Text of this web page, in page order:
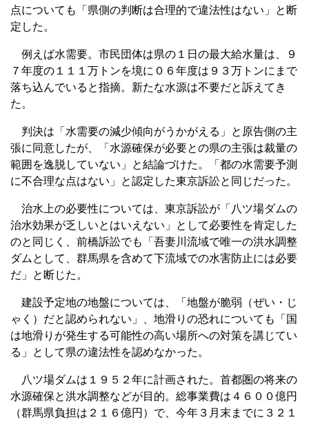
点についても「県側の判断は合理的で違法性はない」と断
定した。
例えば水需要。市民団体は県の１日の最大給水量は、９
７年度の１１１万トンを境に０６年度は９３万トンにまで
落ち込んでいると指摘。新たな水源は不要だと訴えてき
た。
判決は「水需要の減少傾向がうかがえる」と原告側の主
張に同意したが、「水源確保が必要との県の主張は裁量の
範囲を逸脱していない」と結論づけた。「都の水需要予測
に不合理な点はない」と認定した東京訴訟と同じだった。
治水上の必要性については、東京訴訟が「八ツ場ダムの
治水効果が乏しいとはいえない」として必要性を肯定した
のと同じく、前橋訴訟でも「吾妻川流域で唯一の洪水調整
ダムとして、群馬県を含めて下流域での水害防止には必要
だ」と断じた。
建設予定地の地盤については、「地盤が脆弱（ぜい・じ
ゃく）だと認められない」、地滑りの恐れについても「国
は地滑りが発生する可能性の高い場所への対策を講じてい
る」として県の違法性を認めなかった。
八ツ場ダムは１９５２年に計画された。首都圏の将来の
水源確保と洪水調整などが目的。総事業費は４６００億円
（群馬県負担は２１６億円）で、今年３月末までに３２１